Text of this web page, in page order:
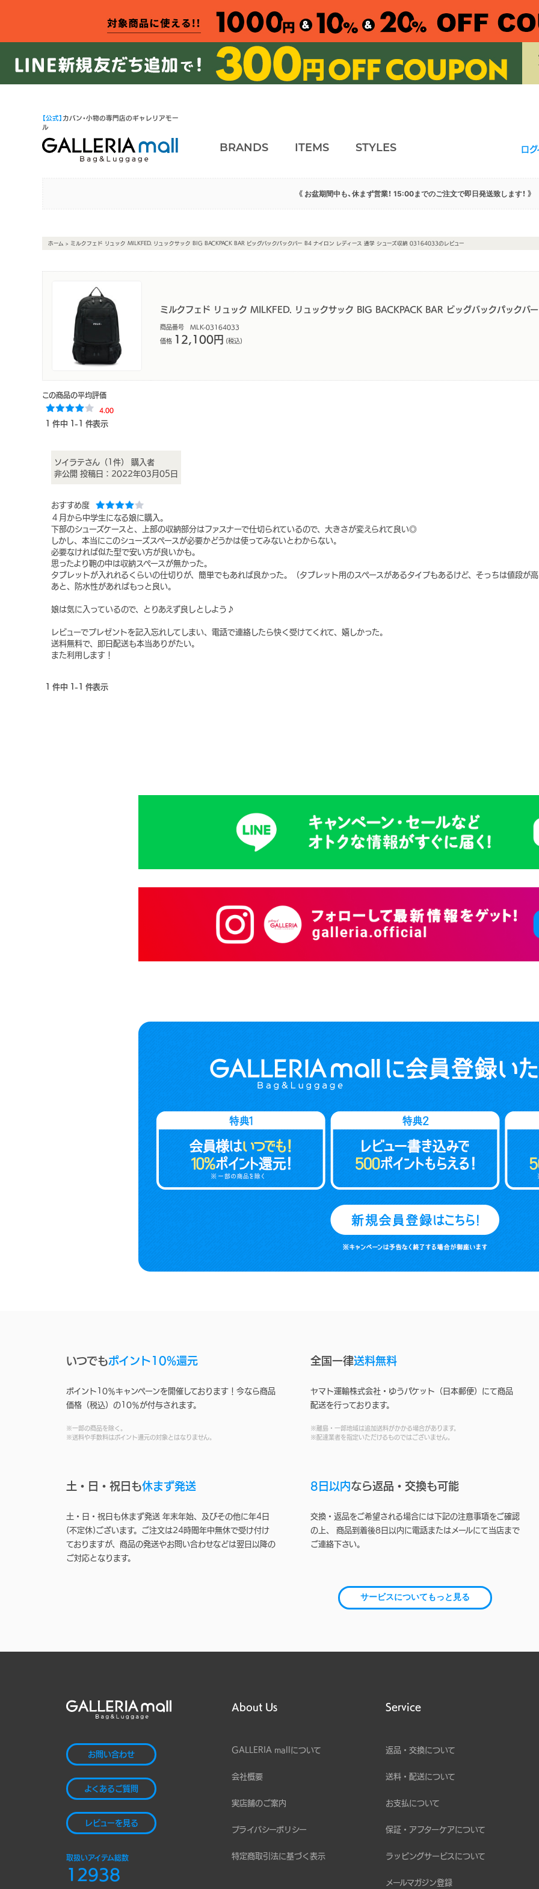
【公式】 カバン・小物の専門店のギャレリアモー
ル
BRANDS ITEMS STYLES ロ
《 お盆期間中も、休まず営業！ 15:00までのご注文で即日発送致します！ 》
ホーム > ミルクフェド リュック MILKFED. リュックサック BIG BACKPACK BAR ビッグバックパックバー B4 ナイロン レディース 通学 シューズ収納 03164033のレビュー
ミルクフェド リュック MILKFED. リュックサック BIG BACKPACK BAR ビッグバックパック
商品番号 MLK-03164033
価格 12,100円 (税込)
この商品の平均評価
4.00
1 件中 1-1 件表示
ソイラテさん（1件）
購入者
非公開 投稿日：2022年03月05日
おすすめ度
４月から中学生になる娘に購入。
下部のシューズケースと、上部の収納部分はファスナーで仕切られているので、大きさが変えられて良い◎
しかし、本当にこのシューズスペースが必要かどうかは使ってみないとわからない。
必要なければ似た型で安い方が良いかも。
思ったより鞄の中は収納スペースが無かった。
タブレットが入れれるくらいの仕切りが、簡単でもあれば良かった。（タブレット用のスペースがあるタイプもあるけど、そっちは値段が
あと、防水性があればもっと良い。
娘は気に入っているので、とりあえず良しとしよう♪
レビューでプレゼントを記入忘れしてしまい、電話で連絡したら快く受けてくれて、嬉しかった。
送料無料で、即日配送も本当ありがたい。
また利用します！
1 件中 1-1 件表示
いつでもポイント10%還元
ポイント10％キャンペーンを開催しております！今なら商品
価格（税込）の10％が付与されます。
※一部の商品を除く。
※送料や手数料はポイント還元の対象とはなりません。
全国一律送料無料
ヤマト運輸株式会社・ゆうパケット（日本郵便）にて商品
配送を行っております。
※離島・一部地域は追加送料がかかる場合があります。
※配達業者を指定いただけるものではございません。
土・日・祝日も休まず発送
土・日・祝日も休まず発送 年末年始、及びその他に年4日
(不定休)ございます。ご注文は24時間年中無休で受け付け
ておりますが、商品の発送やお問い合わせなどは翌日以降の
ご対応となります。
8日以内なら返品・交換も可能
交換・返品をご希望される場合には下記の注意事項をご確認
の上、 商品到着後8日以内に電話またはメールにて当店まで
ご連絡下さい。
サービスについてもっと見る
お問い合わせ
よくあるご質問
レビューを見る
取扱いアイテム総数
12938
About Us
GALLERIA mallについて
会社概要
実店舗のご案内
プライバシーポリシー
特定商取引法に基づく表示
Service
返品・交換について
送料・配送について
お支払について
保証・アフターケアについて
ラッピングサービスについて
メールマガジン登録